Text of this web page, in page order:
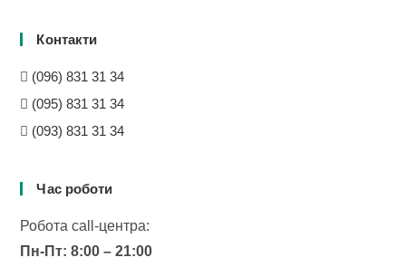
Контакти
(096) 831 31 34
(095) 831 31 34
(093) 831 31 34
Час роботи
Робота сall-центра:
Пн-Пт: 8:00 – 21:00